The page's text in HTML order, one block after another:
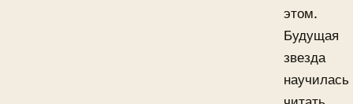
этом.
Будущая
звезда
научилась